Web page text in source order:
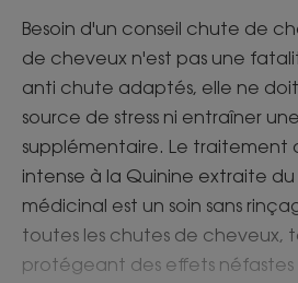
Besoin d'un conseil chute de
de cheveux n'est pas une
anti chute adaptés, elle ne
source de stress ni entraîner
supplémentaire. Le
intense à la Quinine extraite
médicinal est un soin sans
toutes les chutes de cheveux,
protégeant des effets néfastes